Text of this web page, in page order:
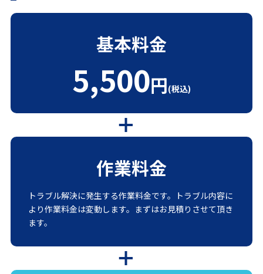
基本料金
5,500円(税込)
作業料金
トラブル解決に発生する作業料金です。トラブル内容に
より作業料金は変動します。まずはお見積りさせて頂き
ます。